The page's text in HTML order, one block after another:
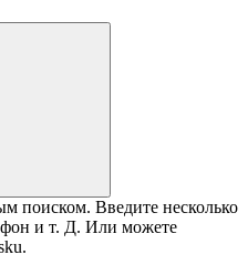
поиском. Введите несколько
и т. Д. Или можете